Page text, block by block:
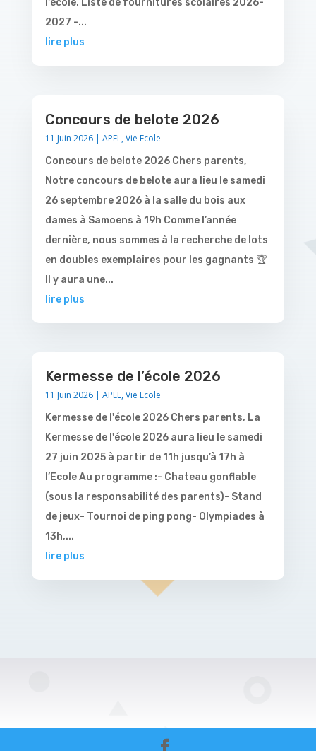
l'école. Liste de fournitures scolaires 2026-
2027 -...
lire plus
Concours de belote 2026
11 Juin 2026| APEL,Vie Ecole
Concours de belote 2026 Chers parents,
Notre concours de belote aura lieu le samedi
26 septembre 2026 à la salle du bois aux
dames à Samoens à 19h Comme l’année
dernière, nous sommes à la recherche de lots
en doubles exemplaires pour les gagnants 🏆
Il y aura une...
lire plus
Kermesse de l’école 2026
11 Juin 2026| APEL,Vie Ecole
Kermesse de l'école 2026 Chers parents, La
Kermesse de l'école 2026 aura lieu le samedi
27 juin 2025 à partir de 11h jusqu’à 17h à
l’Ecole Au programme :- Chateau gonflable
(sous la responsabilité des parents)- Stand
de jeux- Tournoi de ping pong- Olympiades à
13h,...
lire plus